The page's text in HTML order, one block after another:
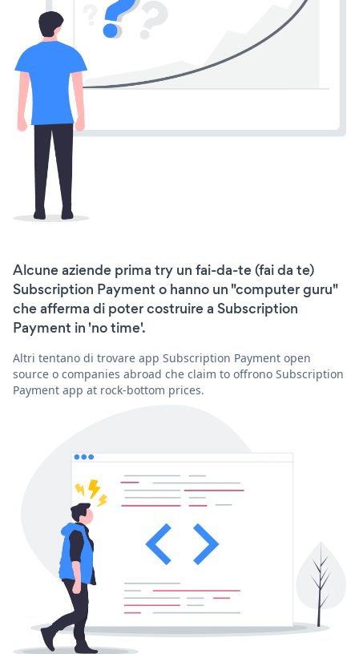
Alcune aziende prima try un fai-da-te (fai da te)
Subscription Payment o hanno un "computer guru"
che afferma di poter costruire a Subscription
Payment in 'no time'.
Altri tentano di trovare app Subscription Payment open
source o companies abroad che claim to offrono Subscription
Payment app at rock-bottom prices.